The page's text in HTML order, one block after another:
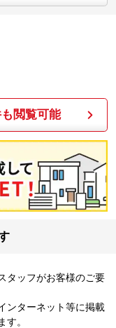
閲覧可能
タッフがお客様のご要
ンターネット等に掲載
。